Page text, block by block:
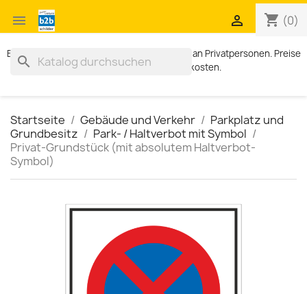
 shopping_cart (0)

Exklusiv für Geschäftskunden. Kein Verkauf an Privatpersonen. Preise
zzgl. MWST und Versandkosten.
search
Startseite Gebäude und Verkehr
Parkplatz und
Grundbesitz
Park- / Haltverbot mit Symbol
Privat-Grundstück (mit absolutem Haltverbot-
Symbol)